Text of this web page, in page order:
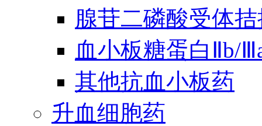
腺苷二磷酸受体
血小板糖蛋白Ⅱb/
其他抗血小板药
升血细胞药